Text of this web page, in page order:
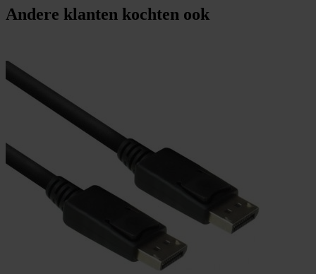
Andere klanten kochten ook